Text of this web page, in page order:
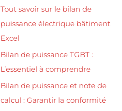
Tout savoir sur le bilan de
puissance électrique bâtiment
Excel
Bilan de puissance TGBT :
L’essentiel à comprendre
Bilan de puissance et note de
calcul : Garantir la conformité